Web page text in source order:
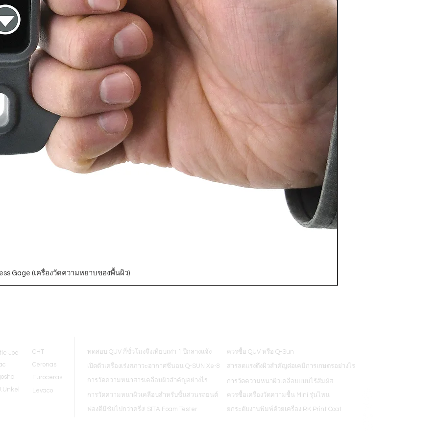
Gage (เครื่องวัดความหยาบของพื้นผิว)
ทดสอบ QUV กี่ชั่วโมงจึงเทียบเท่า 1 ปีกลางแจ้ง
เปิดตัวเครื่องเร่งสภาวะอากาศซีนอน Q-SUN Xe-8
การวัดความหนาสารเคลือบผิวสำคัญอย่างไร
การวัดความหนาผิวเคลือบสำหรับชิ้นส่วนรถยนต์
ฟองดีมีชัยไปกว่าครึ่ง! SITA Foam Tester
ควรซื้อ QUV หรือ Q-Sun
สารลดแรงตึงผิวสำคัญต่อเคมีการเกษตรอย่างไร
การวัดความหนาผิวเคลือบแบบไร้สัมผัส
ควรซื้อเครื่องวัดความชื้น Mini รุ่นไหน
ยกระดับงานพิมพ์ด้วยเครื่อง RK Print Coat
Joe
CHT
Ceronas
Euroceras
Levaco